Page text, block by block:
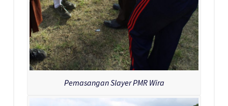
Pemasangan Slayer PMR Wira